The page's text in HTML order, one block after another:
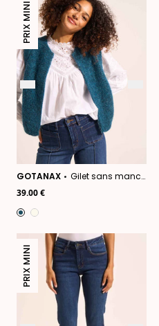
PRIX MINI
GOTANAX
Gilet sans manches en mohair fils métallisés
39.00 €
PRIX MINI